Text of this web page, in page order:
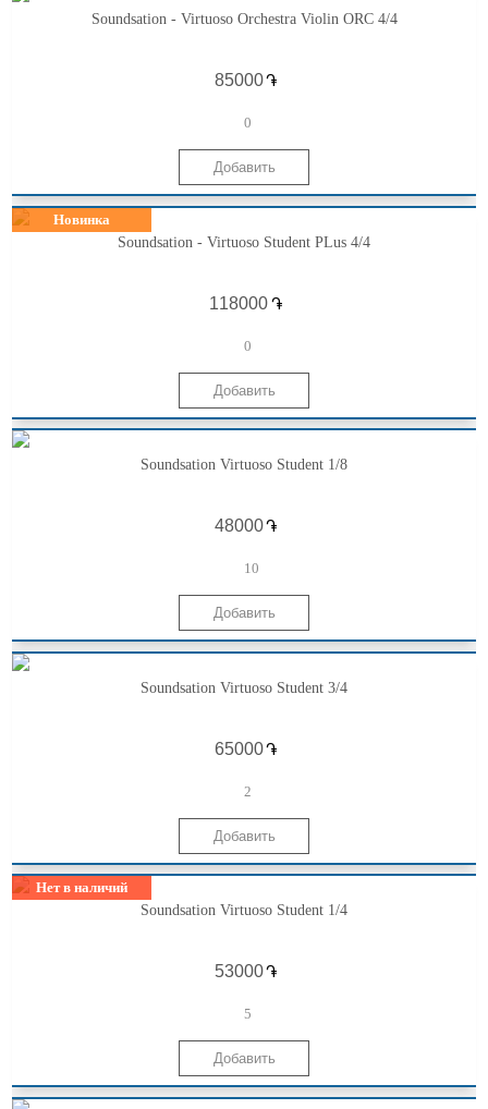
Soundsation - Virtuoso Orchestra Violin ORC 4/4
֏
0
Новинка
Soundsation - Virtuoso Student PLus 4/4
֏
0
Soundsation Virtuoso Student 1/8
֏
10
Soundsation Virtuoso Student 3/4
֏
2
Нет в наличий
Soundsation Virtuoso Student 1/4
֏
5